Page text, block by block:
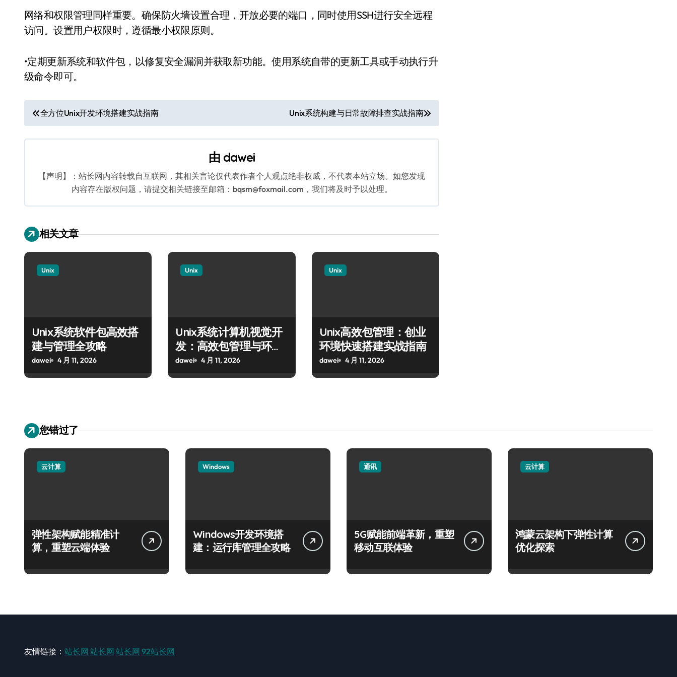
网络和权限管理同样重要。确保防火墙设置合理，开放必要的端口，同时使用SSH进行安全远程
访问。设置用户权限时，遵循最小权限原则。
•定期更新系统和软件包，以修复安全漏洞并获取新功能。使用系统自带的更新工具或手动执行升
级命令即可。
文
章
全方位Unix开发环境搭建实战指南 Unix系统构建与日常故障排查实战指南
由 dawei
【声明】：站长网内容转载自互联网，其相关言论仅代表作者个人观点绝非权威，不代表本站立场。如您发现
内容存在版权问题，请提交相关链接至邮箱：bqsm@foxmail.com，我们将及时予以处理。
相关文章
Unix
Unix系统软件包高效搭
建与管理全攻略
dawei 4 月 11, 2026
Unix
Unix系统计算机视觉开
发：高效包管理与环境
搭建
dawei 4 月 11, 2026
Unix
Unix高效包管理：创业
环境快速搭建实战指南
dawei 4 月 11, 2026
您错过了
云计算
弹性架构赋能精准计
算，重塑云端体验
Windows
Windows开发环境搭
建：运行库管理全攻略
通讯
5G赋能前端革新，重塑
移动互联体验
云计算
鸿蒙云架构下弹性计算
优化探索
友情链接： 站长网 站长网 站长网 92站长网